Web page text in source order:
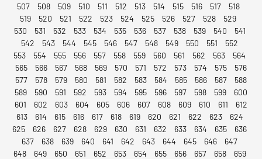
507 508 509 510 511 512 513 514 515 516 517
518
519
520 521 522 523 524 525 526 527 528
529
530
531 532 533 534 535 536 537 538 539 540
541
542
543 544 545 546 547 548 549 550 551
552
553
554 555 556 557 558 559 560 561 562 563
564
565
566 567 568 569 570 571 572 573 574 575
576
577
578 579 580 581 582 583 584 585 586 587
588
589
590 591 592 593 594 595 596 597 598 599
600
601
602 603 604 605 606 607 608 609 610 611
612
613
614 615 616 617 618 619 620 621 622 623
624
625
626 627 628 629 630 631 632 633 634 635
636
637
638 639 640 641 642 643 644 645 646
647
648
649 650 651 652 653 654 655 656 657 658
659